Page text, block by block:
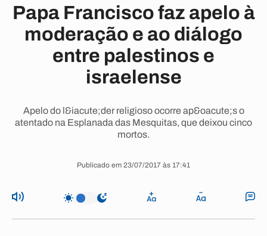
Papa Francisco faz apelo à
moderação e ao diálogo
entre palestinos e
israelense
Apelo do l&iacute;der religioso ocorre ap&oacute;s o
atentado na Esplanada das Mesquitas, que deixou cinco
mortos.
Publicado em 23/07/2017 às 17:41